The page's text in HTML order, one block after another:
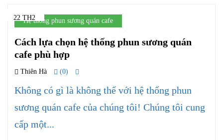
22 TH2Hệ thống phun sương quán cafe
Cách lựa chọn hệ thống phun sương quán
cafe phù hợp
Thiên Hà (0)
Không có gì là không thể với hệ thống phun
sương quán cafe của chúng tôi! Chúng tôi cung
cấp một...